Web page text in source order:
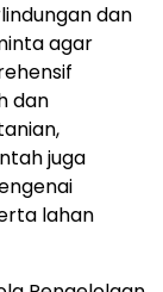
dan
agar
dan
juga
lahan